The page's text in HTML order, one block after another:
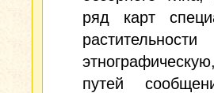
ряд карт
путей